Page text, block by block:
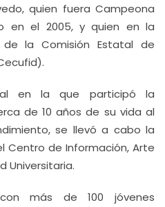
quien fuera Campeona
en el 2005, y quien en la
la Comisión Estatal de
en la que participó la
de 10 años de su vida al
se llevó a cabo la
Centro de Información, Arte
Universitaria.
más de 100 jóvenes